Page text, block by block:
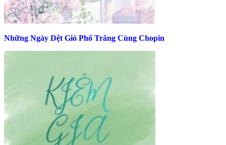
Những Ngày Dệt Gió Phổ Trăng Cùng Chopin